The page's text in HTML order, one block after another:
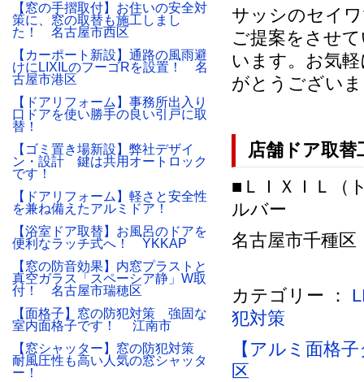
サッシのセイ
ご提案をさせ
います。お気
がとうござい
店舗ドア取
■ＬＩＸＩＬ
ルバー
名古屋市千種
カテゴリー ：
犯対策
【アルミ面格
区
【窓の手摺取付】お住いの安全対
策に、窓の取替も施工しまし
た！ 名古屋市西区
【カーポート新設】通路の風雨避
けにLIXILのフーゴRを設置！ 名
古屋市港区
【ドアリフォーム】事務所出入り
口ドアを使い勝手の良い引戸に取
替！
【ゴミ置き場新設】弊社デザイ
ン・設計 鍵は共用オートロック
です！
【ドアリフォーム】軽さと安全性
を兼ね備えたアルミドア！
【浴室ドア取替】お風呂のドアを
便利なラッチ式へ！ YKKAP
【窓の防音効果】内窓プラストと
真空ガラス「スペーシア静」W取
付！ 名古屋市瑞穂区
【面格子】窓の防犯対策 強固な
室内面格子です！ 江南市
【窓シャッター】窓の防犯対策
耐風圧性も高い人気の窓シャッタ
ー！